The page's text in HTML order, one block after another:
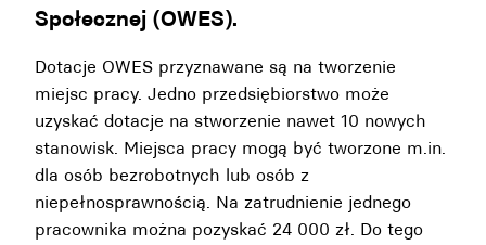
Społecznej (OWES).
Dotacje OWES przyznawane są na tworzenie
miejsc pracy. Jedno przedsiębiorstwo może
uzyskać dotacje na stworzenie nawet 10 nowych
stanowisk. Miejsca pracy mogą być tworzone m.in.
dla osób bezrobotnych lub osób z
niepełnosprawnością. Na zatrudnienie jednego
pracownika można pozyskać 24 000 zł. Do tego